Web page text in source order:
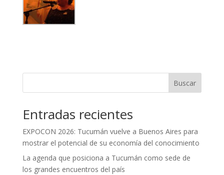
Buscar
Entradas recientes
EXPOCON 2026: Tucumán vuelve a Buenos Aires para
mostrar el potencial de su economía del conocimiento
La agenda que posiciona a Tucumán como sede de
los grandes encuentros del país